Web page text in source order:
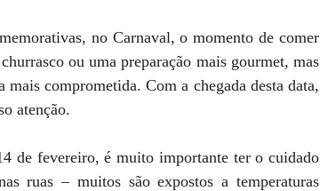
no Carnaval, o momento de comer
ou uma preparação mais gourmet, mas
comprometida. Com a chegada desta data,
atenção.
de fevereiro, é muito importante ter o cuidado
ruas – muitos são expostos a temperaturas